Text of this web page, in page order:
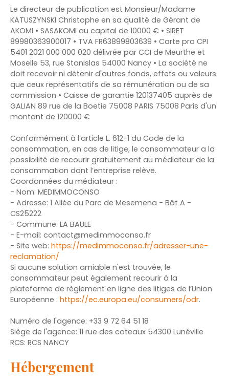
Le directeur de publication est Monsieur/Madame
KATUSZYNSKI Christophe en sa qualité de Gérant de
AKOMI • SASAKOMI au capital de 10000 € • SIRET
89980363900017 • TVA FR63899803639 • Carte pro CPI
5401 2021 000 000 020 délivrée par CCI de Meurthe et
Moselle 53, rue Stanislas 54000 Nancy • La société ne
doit recevoir ni détenir d'autres fonds, effets ou valeurs
que ceux représentatifs de sa rémunération ou de sa
commission • Caisse de garantie 120137405 auprès de
GALIAN 89 rue de la Boetie 75008 PARIS 75008 Paris d'un
montant de 120000 €
Conformément à l’article L. 612-1 du Code de la
consommation, en cas de litige, le consommateur a la
possibilité de recourir gratuitement au médiateur de la
consommation dont l’entreprise relève.
Coordonnées du médiateur :
- Nom: MEDIMMOCONSO
- Adresse: 1 Allée du Parc de Mesemena - Bât A -
CS25222
- Commune: LA BAULE
- E-mail: contact@medimmoconso.fr
- Site web: https://medimmoconso.fr/adresser-une-
reclamation/
Si aucune solution amiable n'est trouvée, le
consommateur peut également recourir à la
plateforme de règlement en ligne des litiges de l’Union
Européenne : https://ec.europa.eu/consumers/odr.
Numéro de l'agence: +33 9 72 64 51 18
Siège de l'agence: 11 rue des coteaux 54300 Lunéville
RCS: RCS NANCY
Hébergement